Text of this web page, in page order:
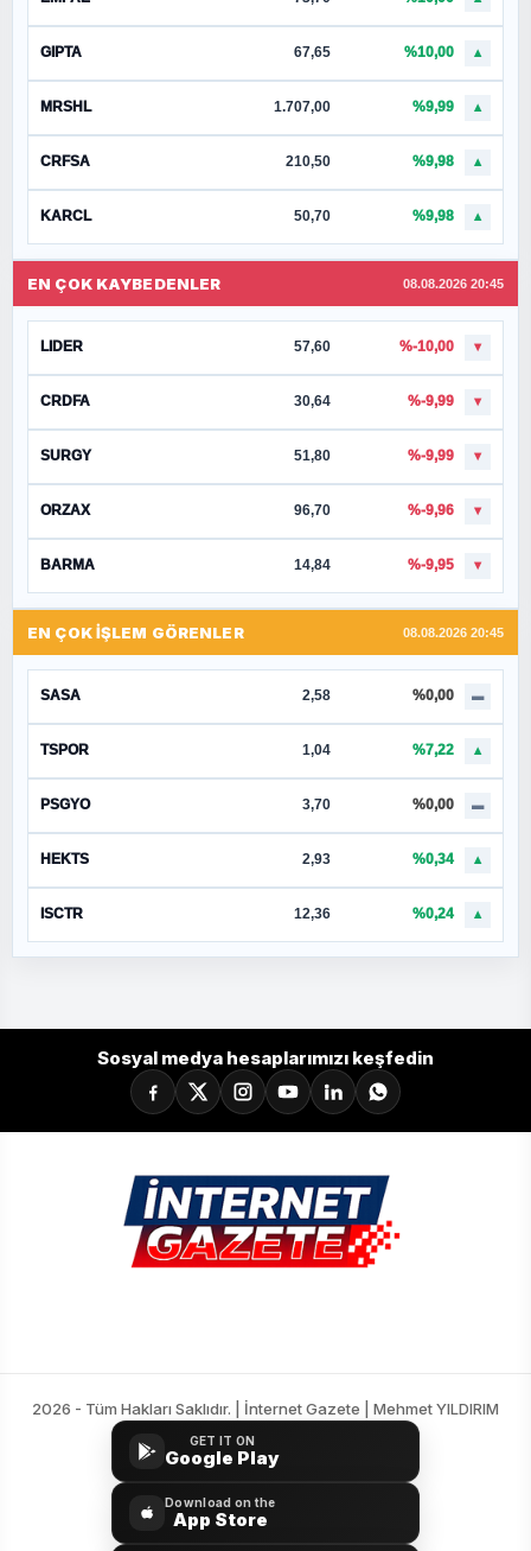
GIPTA 67,65 %10,00 ▲
MRSHL 1.707,00 %9,99 ▲
CRFSA 210,50 %9,98 ▲
KARCL 50,70 %9,98 ▲
EN ÇOK KAYBEDENLER 08.08.2026 20:45
LIDER 57,60 %-10,00 ▼
CRDFA 30,64 %-9,99 ▼
SURGY 51,80 %-9,99 ▼
ORZAX 96,70 %-9,96 ▼
BARMA 14,84 %-9,95 ▼
EN ÇOK İŞLEM GÖRENLER 08.08.2026 20:45
SASA 2,58 %0,00 ▬
TSPOR 1,04 %7,22 ▲
PSGYO 3,70 %0,00 ▬
HEKTS 2,93 %0,34 ▲
ISCTR 12,36 %0,24 ▲
Sosyal medya hesaplarımızı keşfedin
2026 - Tüm Hakları Saklıdır. | İnternet Gazete | Mehmet YILDIRIM
GET IT ON
Google Play
Download on the
App Store